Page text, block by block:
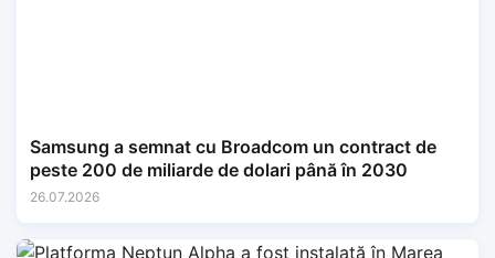
Samsung a semnat cu Broadcom un contract de
peste 200 de miliarde de dolari până în 2030
26.07.2026